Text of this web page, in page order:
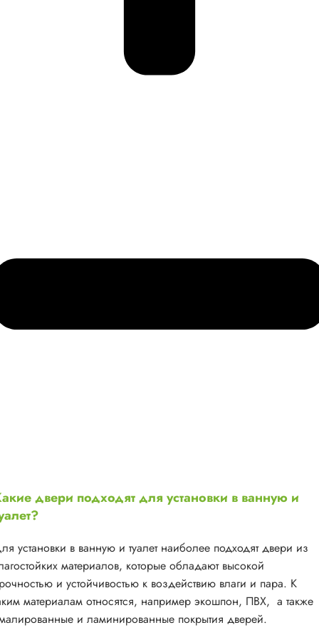
двери подходят для установки в ванную и
установки в ванную и туалет наиболее подходят двери из
материалов, которые обладают высокой
и устойчивостью к воздействию влаги и пара. К
материалам относятся, например экошпон, ПВХ, а также
и ламинированные покрытия дверей.